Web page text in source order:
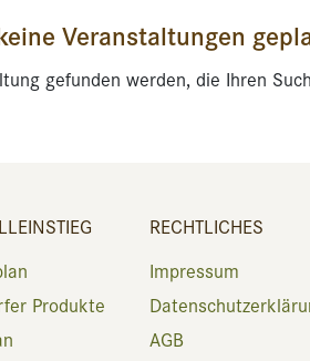
Veranstaltungen
gefunden werden, die Ihren
Produkte
RECHTLICHES
Impressum
AGB